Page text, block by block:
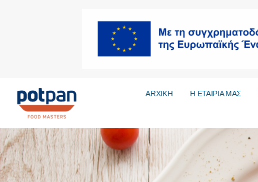
ARXIKH Η ΕΤΑΙΡΙΑ ΜΑΣ